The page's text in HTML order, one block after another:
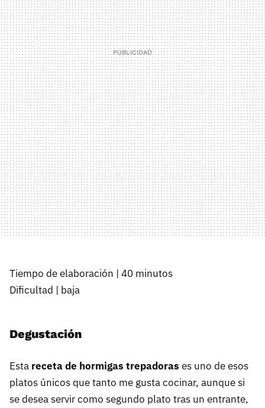
Tiempo de elaboración | 40 minutos
Dificultad | baja
Degustación
Esta receta de hormigas trepadoras es uno de esos
platos únicos que tanto me gusta cocinar, aunque si
se desea servir como segundo plato tras un entrante,